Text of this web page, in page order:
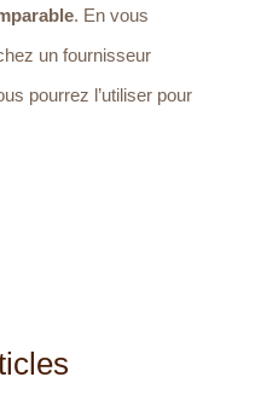
. En vous
un fournisseur
pourrez l’utiliser pour